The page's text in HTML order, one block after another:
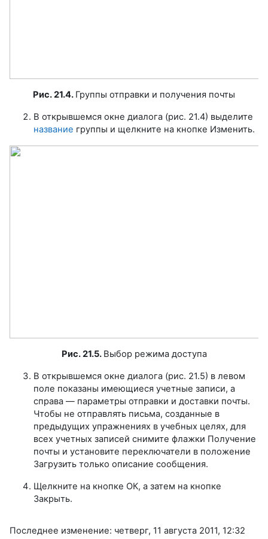
Рис. 21.4. Группы отправки и получения почты
В открывшемся окне диалога (рис. 21.4) выделите
название группы и щелкните на кнопке Изменить.
Рис. 21.5. Выбор режима доступа
В открывшемся окне диалога (рис. 21.5) в левом
поле показаны имеющиеся учетные записи, а
справа — параметры отправки и доставки почты.
Чтобы не отправлять письма, созданные в
предыдущих упражнениях в учебных целях, для
всех учетных записей снимите флажки Получение
почты и установите переключатели в положение
Загрузить только описание сообщения.
Щелкните на кнопке ОК, а затем на кнопке
Закрыть.
Последнее изменение: четверг, 11 августа 2011, 12:32